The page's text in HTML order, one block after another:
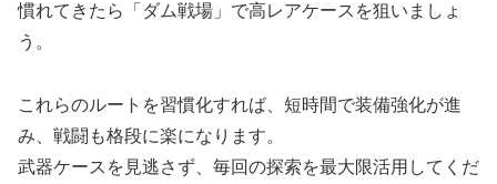
慣れてきたら「ダム戦場」で高レアケースを狙いましょ
う。
これらのルートを習慣化すれば、短時間で装備強化が進
み、戦闘も格段に楽になります。
武器ケースを見逃さず、毎回の探索を最大限活用してくだ